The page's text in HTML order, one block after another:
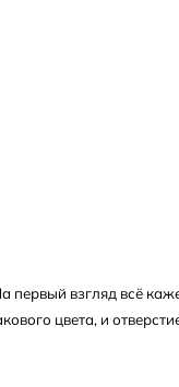
первый взгляд всё
цвета, и